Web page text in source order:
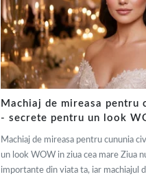
Machiaj de mireasa pentru
- secrete pentru un look
Machiaj de mireasa pentru cununia
un look WOW in ziua cea mare Ziua
importante din viata ta, iar machiajul